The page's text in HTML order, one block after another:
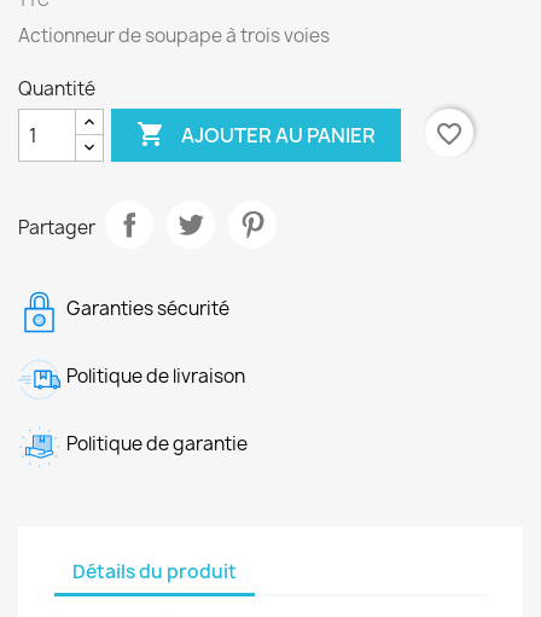
Actionneur de soupape à trois voies
Quantité
 AJOUTER AU PANIER favorite_border
Partager
Garanties sécurité
Politique de livraison
Politique de garantie
Détails du produit